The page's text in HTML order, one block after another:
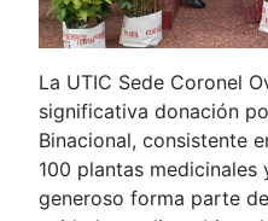
La UTIC Sede Coronel
significativa donación
Binacional, consistente
100 plantas
generoso forma parte